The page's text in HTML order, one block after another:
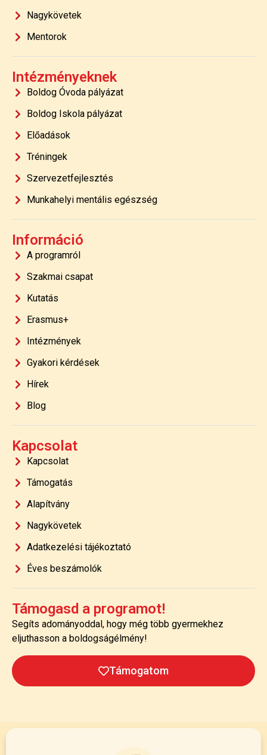
Nagykövetek
Mentorok
Intézményeknek
Boldog Óvoda pályázat
Boldog Iskola pályázat
Előadások
Tréningek
Szervezetfejlesztés
Munkahelyi mentális egészség
Információ
A programról
Szakmai csapat
Kutatás
Erasmus+
Intézmények
Gyakori kérdések
Hírek
Blog
Kapcsolat
Kapcsolat
Támogatás
Alapítvány
Nagykövetek
Adatkezelési tájékoztató
Éves beszámolók
Támogasd a programot!
Segíts adományoddal, hogy még több gyermekhez
eljuthasson a boldogságélmény!
Támogatom